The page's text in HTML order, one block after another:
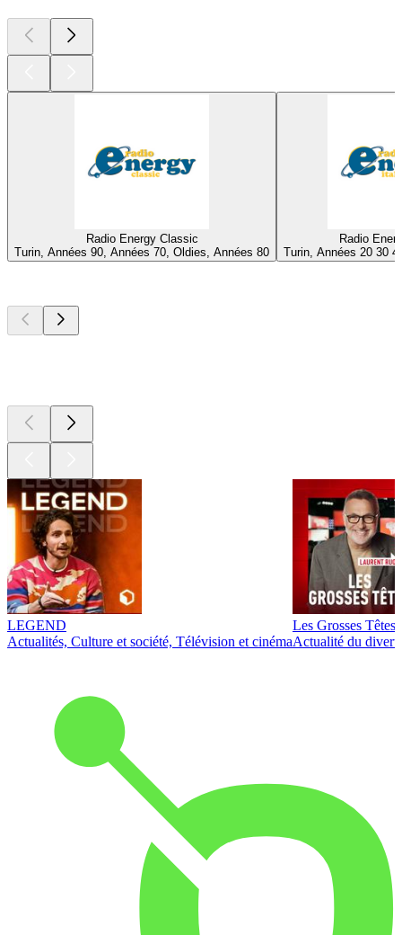
Radio Energy Classic
Turin, Années 90, Années 70, Oldies, Années 80
Radio
Turin, Années 20 30
LEGEND
Actualités, Culture et société, Télévision et cinéma
Les Grosses Têtes
Actualité du